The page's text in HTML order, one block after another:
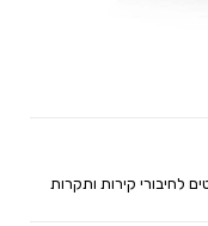
לחיבורי קירות ותקרות